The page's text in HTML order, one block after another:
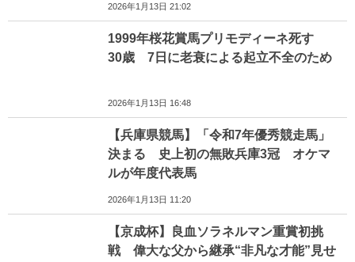
2026年1月13日 21:02
1999年桜花賞馬プリモディーネ死す
30歳 7日に老衰による起立不全のため
2026年1月13日 16:48
【兵庫県競馬】「令和7年優秀競走馬」
決まる 史上初の無敗兵庫3冠 オケマ
ルが年度代表馬
2026年1月13日 11:20
【京成杯】良血ソラネルマン重賞初挑
戦 偉大な父から継承“非凡な才能”見せ